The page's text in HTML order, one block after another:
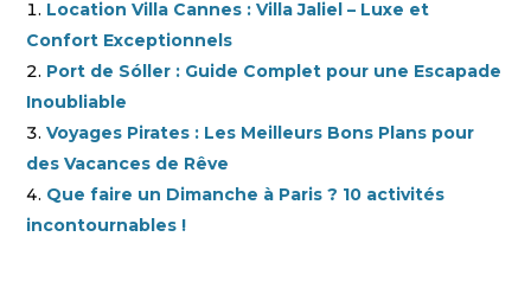
Location Villa Cannes : Villa Jaliel – Luxe et
Confort Exceptionnels
Port de Sóller : Guide Complet pour une Escapade
Inoubliable
Voyages Pirates : Les Meilleurs Bons Plans pour
des Vacances de Rêve
Que faire un Dimanche à Paris ? 10 activités
incontournables !